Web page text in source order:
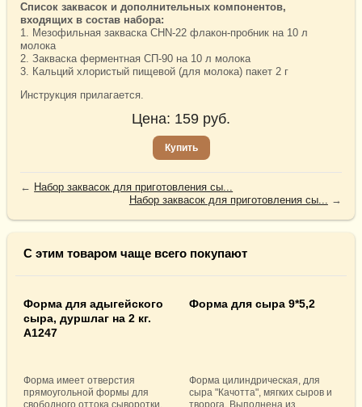
Список заквасок и дополнительных компонентов,
входящих в состав набора:
1. Мезофильная закваска CHN-22 флакон-пробник на 10 л
молока
2. Закваска ферментная СП-90 на 10 л молока
3. Кальций хлористый пищевой (для молока) пакет 2 г
Инструкция прилагается.
Цена: 159 руб.
Купить
← Набор заквасок для приготовления сы...
Набор заквасок для приготовления сы... →
С этим товаром чаще всего покупают
Форма для адыгейского
сыра, дуршлаг на 2 кг.
А1247
Форма имеет отверстия
прямоугольной формы для
свободного оттока сыворотки.
Форма для сыра 9*5,2
Форма цилиндрическая, для
сыра "Качотта", мягких сыров и
творога. Выполнена из